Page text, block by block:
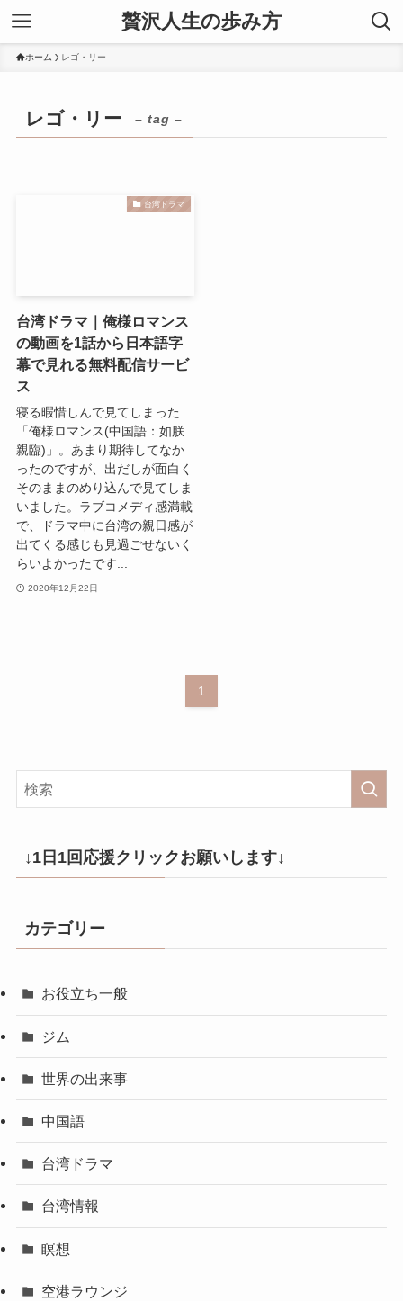
贅沢人生の歩み方
ホーム レゴ・リー
レゴ・リー – tag –
台湾ドラマ
台湾ドラマ｜俺様ロマンス
の動画を1話から日本語字
幕で見れる無料配信サービ
ス
寝る暇惜しんで見てしまった
「俺様ロマンス(中国語：如朕
親臨)」。あまり期待してなか
ったのですが、出だしが面白く
そのままのめり込んで見てしま
いました。ラブコメディ感満載
で、ドラマ中に台湾の親日感が
出てくる感じも見過ごせないく
らいよかったです...
2020年12月22日
1
↓1日1回応援クリックお願いします↓
カテゴリー
お役立ち一般
ジム
世界の出来事
中国語
台湾ドラマ
台湾情報
瞑想
空港ラウンジ